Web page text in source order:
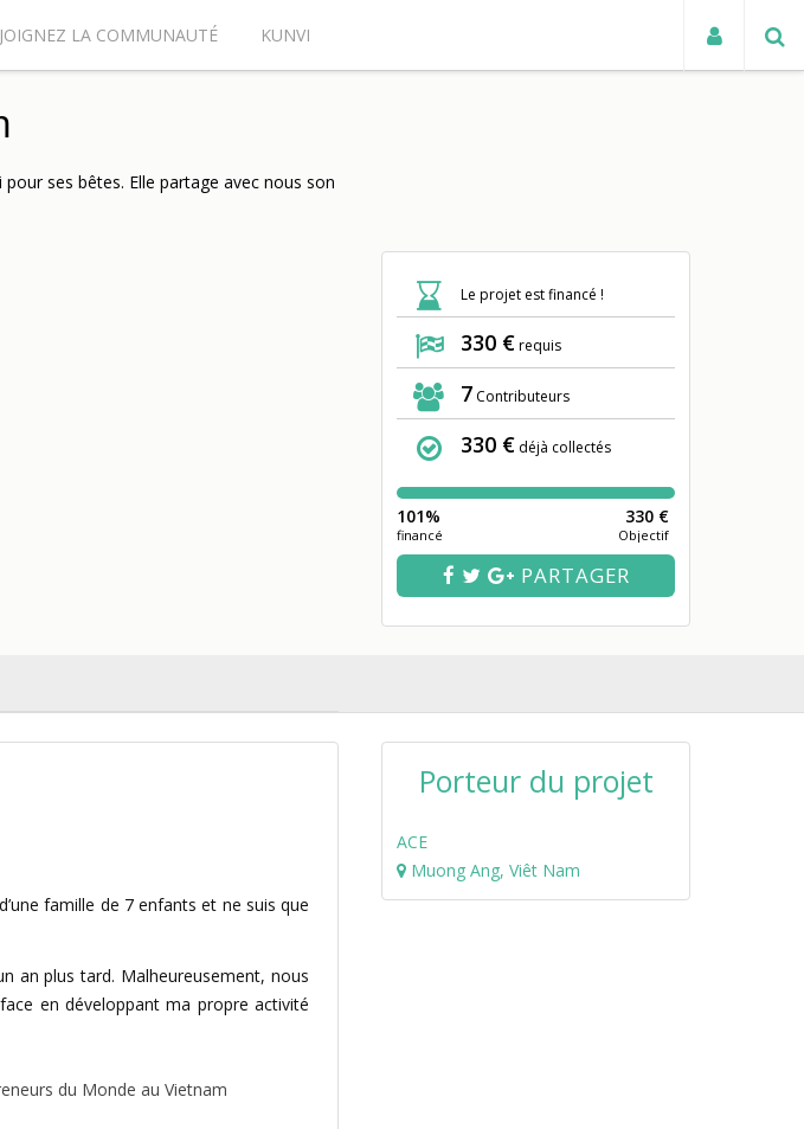
LA COMMUNAUTÉ KUNVI
DE CROWDFUNDING KUNVI ?
ses bêtes. Elle partage avec nous son
Le projet est financé !
330 €requis
7 Contributeurs
330 € déjà collectés
101%
financé
330 €
Objectif
PARTAGER
famille de 7 enfants et ne suis que
an plus tard. Malheureusement, nous
en développant ma propre activité
du Monde au Vietnam
Porteur du projet
ACE
Muong Ang, Viêt Nam